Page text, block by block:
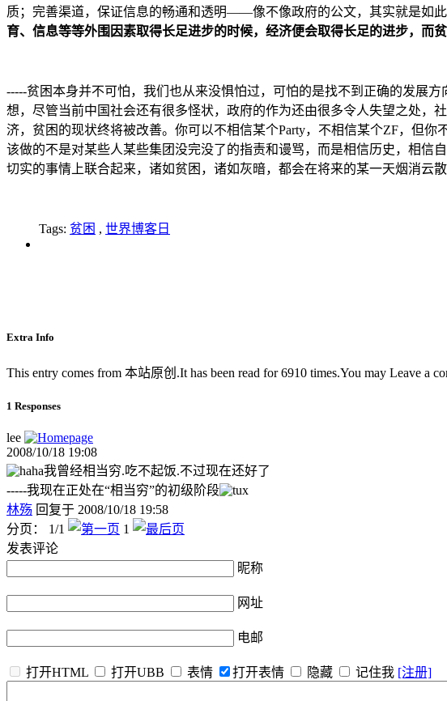
质；完善渠道，保证信息的畅通和透明——像不像政府的公文，其实就是如此
育、信息等等外围因素取得长足进步的时候，经济便会取得长足的进步，而
-----贫困本身并不可怕，我们也从来没惧怕过，可怕的是找不到正确的发展
想，尽管当前中国社会还有很多怪状，政府的作为还由很多令人失望之处，
济，贫困的现状终将被改善。你可以不相信某个Party，不相信某个ZF，但
该做的不是对某些人某些集团没完没了的指责和谩骂，而是相信历史，相信
切实的事情上联合起来，诸如贫困，诸如灰暗，都会在将来的某一天烟消云散
Tags: 贫困 , 世界博客日
Extra Info
This entry comes from 本站原创.It has been read for 6910 times.You may Leave a
1 Responses
lee
2008/10/18 19:08
我曾经相当穷.吃不起饭.不过现在还好了
-----我现在正处在“相当穷”的初级阶段
林殇 回复于 2008/10/18 19:58
分页： 1/1
1
发表评论
昵称
网址
电邮
打开HTML 打开UBB 表情 打开表情 隐藏 记住我 [注册]